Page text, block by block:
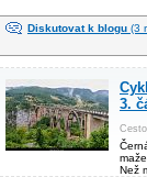
Diskutovat k blogu (3
3.
Než